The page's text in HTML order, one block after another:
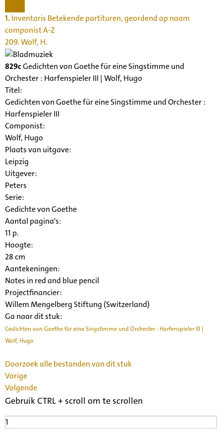
1.Inventaris Betekende partituren, geordend op naam
componist A-Z
209. Wolf, H.
829cGedichten von Goethe für eine Singstimme und
Orchester : Harfenspieler III | Wolf, Hugo
Titel:
Gedichten von Goethe für eine Singstimme und Orchester :
Harfenspieler III
Componist:
Wolf, Hugo
Plaats van uitgave:
Leipzig
Uitgever:
Peters
Serie:
Gedichte von Goethe
Aantal pagina's:
11 p.
Hoogte:
28 cm
Aantekeningen:
Notes in red and blue pencil
Projectfinancier:
Willem Mengelberg Stiftung (Switzerland)
Ga naar dit stuk:
Gedichten von Goethe für eine Singstimme und Orchester : Harfenspieler III |
Wolf, Hugo
Doorzoek alle bestanden van dit stuk
Vorige
Volgende
Gebruik CTRL + scroll om te scrollen